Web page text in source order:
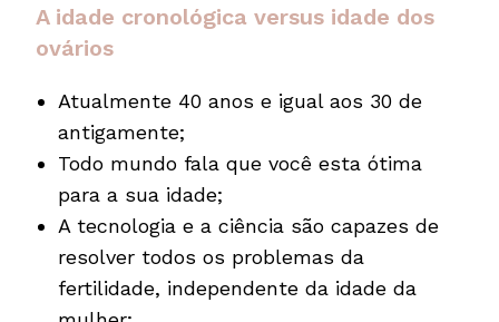
A idade cronológica versus idade dos
ovários
Atualmente 40 anos e igual aos 30 de
antigamente;
Todo mundo fala que você esta ótima
para a sua idade;
A tecnologia e a ciência são capazes de
resolver todos os problemas da
fertilidade, independente da idade da